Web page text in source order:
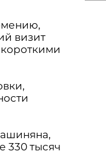
визит
330 тысяч